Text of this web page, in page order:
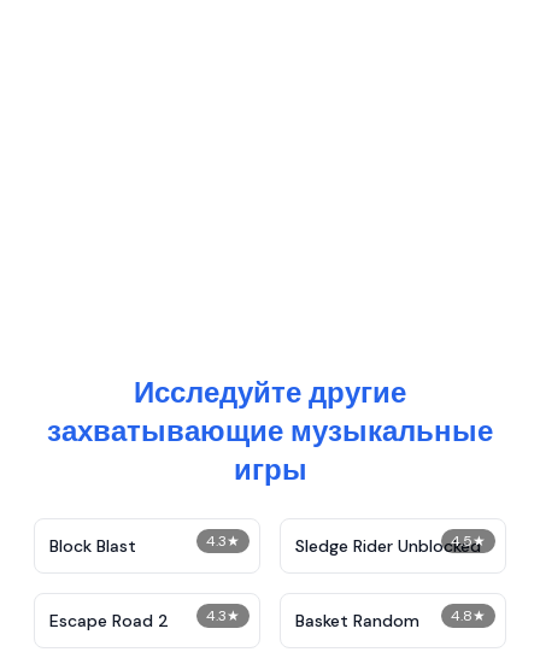
Исследуйте другие
захватывающие музыкальные
игры
4.3★
Block Blast 4.5★
Sledge Rider Unblocked
4.3★
Escape Road 2 4.8★
Basket Random